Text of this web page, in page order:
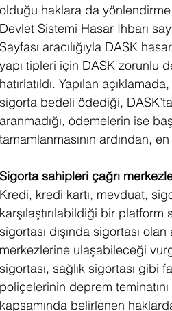
olduğu haklara da yönlendirme
Devlet Sistemi Hasar İhbarı
Sayfası aracılığıyla DASK
yapı tipleri için DASK zorunlu
hatırlatıldı. Yapılan
sigorta bedeli ödediği,
aranmadığı, ödemelerin ise
tamamlanmasının ardından,
Sigorta sahipleri çağrı
Kredi, kredi kartı, mevduat,
karşılaştırılabildiği bir
sigortası dışında sigortası
merkezlerine ulaşabileceği
sigortası, sağlık sigortası gibi
poliçelerinin deprem
kapsamında belirlenen